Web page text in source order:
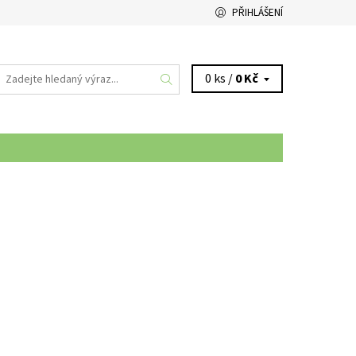
PŘIHLÁŠENÍ
0 ks /0 Kč